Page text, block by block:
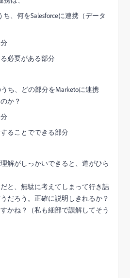
ち、何をSalesforceに連携（データ
必要がある部分
うち、どの部分をMarketoに連携
か？
ことでできる部分
解がしっかいできると、道がひら
だと、無駄に考えてしまって行き詰
だろう。正確に説明しきれるか？
かね？（私も細部で誤解してそう